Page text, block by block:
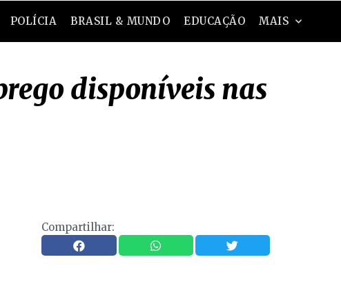
POLÍCIA BRASIL & MUNDO EDUCAÇÃO MAIS
disponíveis nas
Compartilhar: